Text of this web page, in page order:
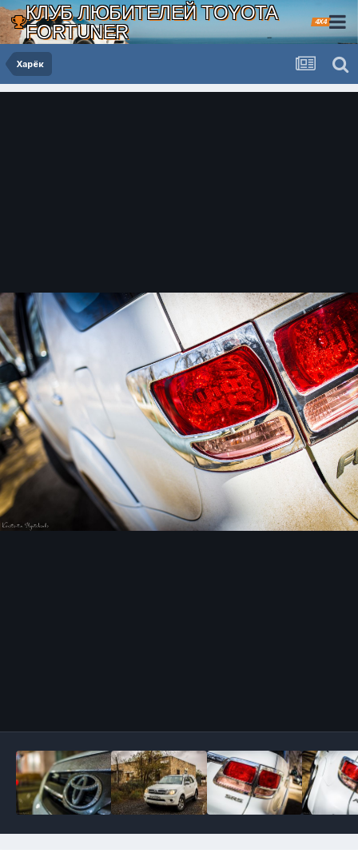
КЛУБ ЛЮБИТЕЛЕЙ TOYOTA
FORTUNER
4X4
Харёк